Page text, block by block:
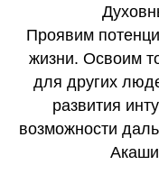
Проявим
жизни. Освоим
для других
развития
возможности